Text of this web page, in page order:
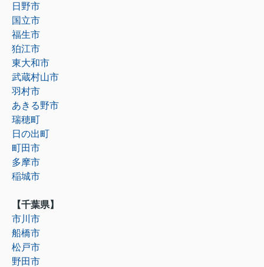
日野市
国立市
福生市
狛江市
東大和市
武蔵村山市
羽村市
あきる野市
瑞穂町
日の出町
町田市
多摩市
稲城市
【千葉県】
市川市
船橋市
松戸市
野田市